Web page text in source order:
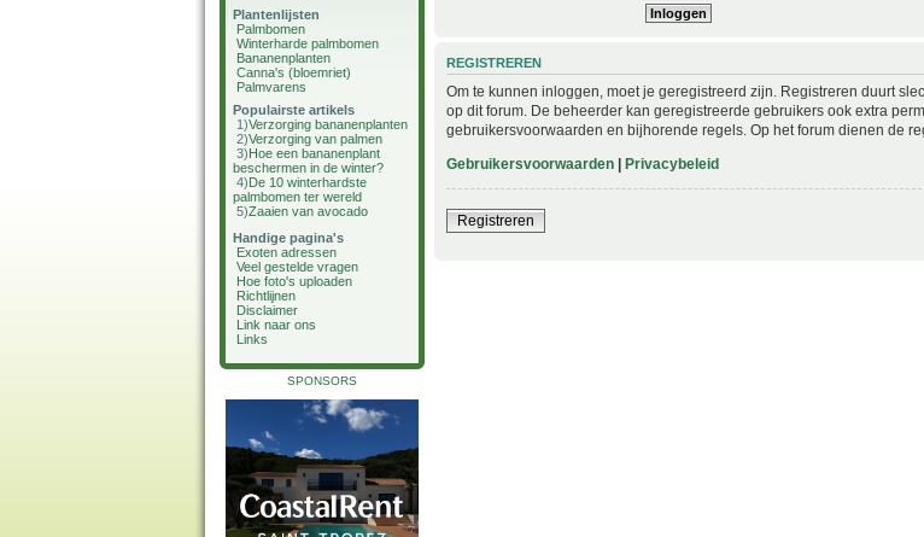
Plantenlijsten
Palmbomen
Winterharde palmbomen
Bananenplanten
Canna's (bloemriet)
Palmvarens
Populairste artikels
1)Verzorging bananenplanten
2)Verzorging van palmen
3)Hoe een bananenplant
beschermen in de winter?
4)De 10 winterhardste
palmbomen ter wereld
5)Zaaien van avocado
Handige pagina's
Exoten adressen
Veel gestelde vragen
Hoe foto's uploaden
Richtlijnen
Disclaimer
Link naar ons
Links
SPONSORS
REGISTREREN
Om te kunnen inloggen, moet je geregistreerd zijn. Registreren duurt
op dit forum. De beheerder kan geregistreerde gebruikers ook extra
gebruikersvoorwaarden en bijhorende regels. Op het forum dienen de
Gebruikersvoorwaarden | Privacybeleid
Registreren